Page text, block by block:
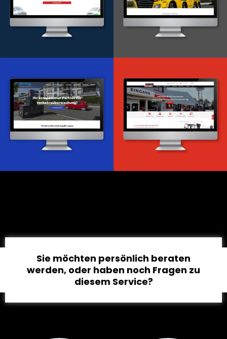
WordPress Entwicklung
Webdesign & -entwicklung
Sie möchten persönlich beraten
werden, oder haben noch Fragen zu
diesem Service?